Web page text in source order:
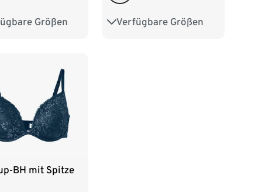
Größen
70B 70C
75E
80B 80C
85A 85B
Verfügbare Größen
75A 75B 80A
BH mit Spitze